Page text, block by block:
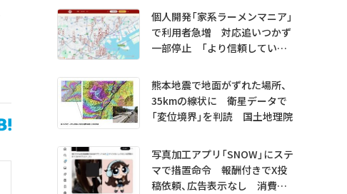
プレビュー公開
個人開発「家系ラーメンマニア」
で利用者急増 対応追いつかず
一部停止 「より信頼していた
熊本地震で地面がずれた場所、
35kmの線状に 衛星データで
「変位境界」を判読 国土地理院
写真加工アプリ「SNOW」にステ
マで措置命令 報酬付きでX投
稿依頼、広告表示なし 消費者